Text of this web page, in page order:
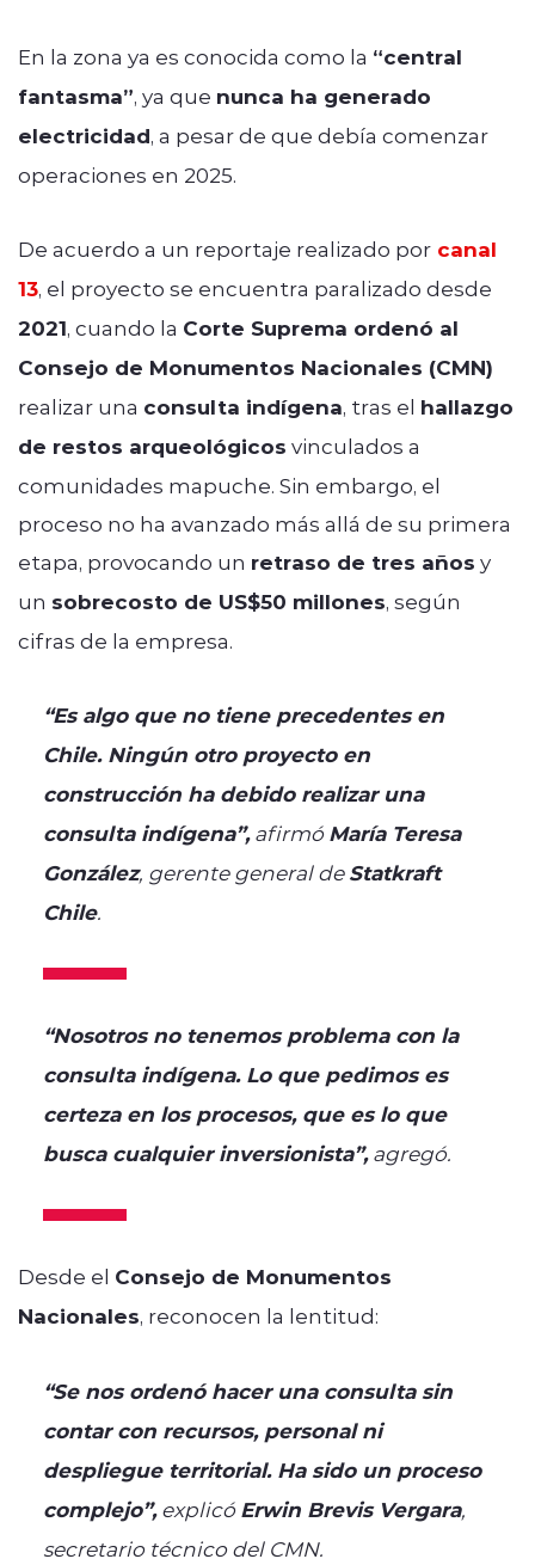
En la zona ya es conocida como la “central
fantasma”, ya que nunca ha generado
electricidad, a pesar de que debía comenzar
operaciones en 2025.
De acuerdo a un reportaje realizado por canal
13, el proyecto se encuentra paralizado desde
2021, cuando la Corte Suprema ordenó al
Consejo de Monumentos Nacionales (CMN)
realizar una consulta indígena, tras el hallazgo
de restos arqueológicos vinculados a
comunidades mapuche. Sin embargo, el
proceso no ha avanzado más allá de su primera
etapa, provocando un retraso de tres años y
un sobrecosto de US$50 millones, según
cifras de la empresa.
“Es algo que no tiene precedentes en
Chile. Ningún otro proyecto en
construcción ha debido realizar una
consulta indígena”,afirmóMaría Teresa
González, gerente general deStatkraft
Chile.
“Nosotros no tenemos problema con la
consulta indígena. Lo que pedimos es
certeza en los procesos, que es lo que
busca cualquier inversionista”,agregó.
Desde el Consejo de Monumentos
Nacionales, reconocen la lentitud:
“Se nos ordenó hacer una consulta sin
contar con recursos, personal ni
despliegue territorial. Ha sido un proceso
complejo”,explicóErwin Brevis Vergara,
secretario técnico del CMN.